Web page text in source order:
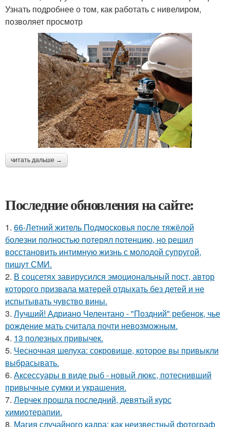
Узнать подробнее о том, как работать с нивелиром,
позволяет просмотр
читать дальше →
Последние обновления на сайте:
1. 66-Летний житель Подмосковья после тяжёлой
болезни полностью потерял потенцию, но решил
восстановить интимную жизнь с молодой супругой,
пишут СМИ.
2. В соцсетях завирусился эмоциональный пост, автор
которого призвала матерей отдыхать без детей и не
испытывать чувство вины.
3. Лучший! Адриано Челентано - "Поздний" ребенок, чье
рождение мать считала почти невозможным.
4. 13 полезных привычек.
5. Чесночная шелуха: сокровище, которое вы привыкли
выбрасывать.
6. Аксессуары в виде рыб - новый люкс, потеснивший
привычные сумки и украшения.
7. Лерчек прошла последний, девятый курс
химиотерапии.
8. Магия случайного кадра: как неизвестный фотограф